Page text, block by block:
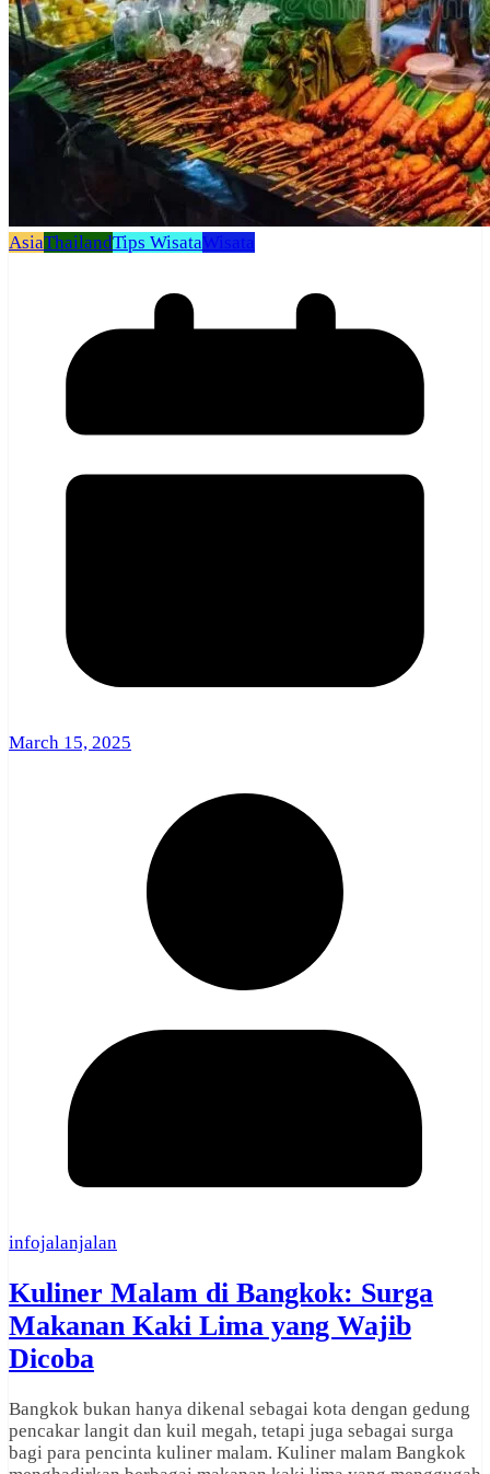
AsiaThailandTips WisataWisata
March 15, 2025
infojalanjalan
Kuliner Malam di Bangkok: Surga
Makanan Kaki Lima yang Wajib
Dicoba
Bangkok bukan hanya dikenal sebagai kota dengan gedung
pencakar langit dan kuil megah, tetapi juga sebagai surga
bagi para pencinta kuliner malam. Kuliner malam Bangkok